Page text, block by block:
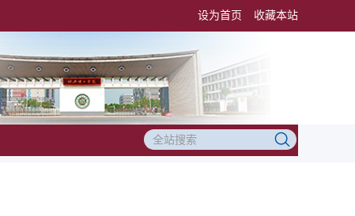
设为首页 收藏本站